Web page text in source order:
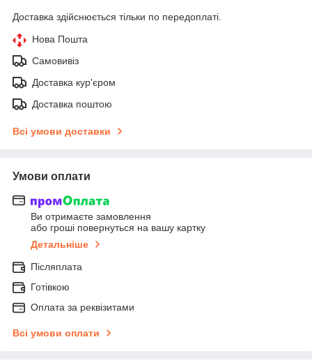
Доставка здійснюється тільки по передоплаті.
Нова Пошта
Самовивіз
Доставка кур'єром
Доставка поштою
Всі умови доставки
Умови оплати
Ви отримаєте замовлення
або гроші повернуться на вашу картку
Детальніше
Післяплата
Готівкою
Оплата за реквізитами
Всі умови оплати